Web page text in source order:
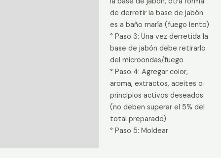
de derretir la base de jabón
es a baño maría (fuego lento)
° Paso 3: Una vez derretida la
base de jabón debe retirarlo
del microondas/fuego
° Paso 4: Agregar color,
aroma, extractos, aceites o
principios activos deseados
(no deben superar el 5% del
total preparado)
° Paso 5: Moldear